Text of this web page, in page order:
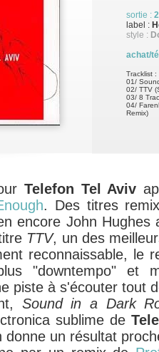
sortie :
label :
style :
achat/
Tracklist :
01/
02/ TTV
03/ 8
04/
Remix)
Telefon Tel Aviv
. Des titres
encore John Hughes
TTV, un des
reconnaissable, le
"downtempo" et
piste à s'écouter tout
Sound in a Dark
sublime de
donne un résultat